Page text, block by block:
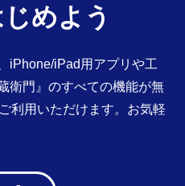
めよう
iPhone/iPad用アプリや工
衛門』のすべての機能が無
利用いただけます。お気軽